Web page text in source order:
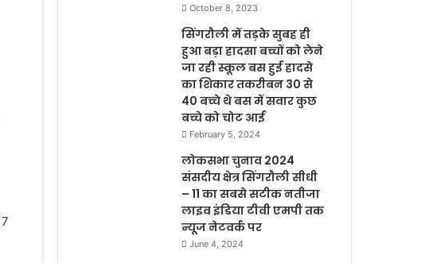
October 8, 2023
सिंगरौली में तड़के सुबह ही
हुआ बड़ा हादसा बच्चों को लेने
जा रही स्कूल बस हुई हादसे
का शिकार तकरीबन 30 से
40 बच्चे थे बस में सवार कुछ
बच्चे को चोट आई
February 5, 2024
लोकसभा चुनाव 2024
संसदीय क्षेत्र सिंगरौली सीधी
– 11 का सबसे सटीक नतीजा
लाइव इंडिया टीवी एमपी तक
न्यूज नेटवर्क पर
June 4, 2024